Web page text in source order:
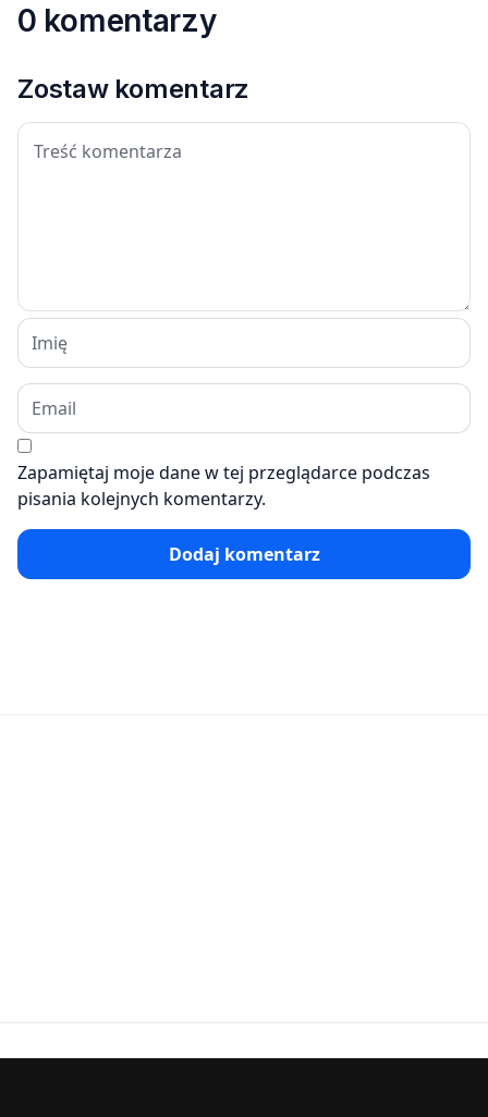
0 komentarzy
Zostaw komentarz
Zapamiętaj moje dane w tej przeglądarce podczas
pisania kolejnych komentarzy.
Dodaj komentarz